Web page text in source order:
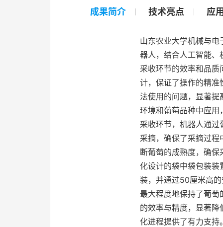
成果简介 技术亮点 应
山东农业大学机械与
器人，结合人工智能、
采收环节的效率和品
计，保证了操作的精准
法使用的问题，显著
环境和葡萄品种中应用
采收环节，机器人通
采摘，确保了采摘过
断葡萄的成熟度，确
化设计的袋中袋包装
装，并通过50厘米高
最大程度地保持了葡萄
的效率与精度，显著
化进程提供了有力支